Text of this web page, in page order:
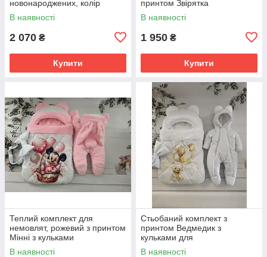
новонароджених, колір
молочний
В наявності
2 070 ₴
Купити
принтом Звірятка
В наявності
1 950 ₴
Купити
Теплий комплект для
немовлят, рожевий з принтом
Мінні з кульками
В наявності
Стьобаний комплект з
принтом Ведмедик з
кульками для
новонароджених, білий
В наявності